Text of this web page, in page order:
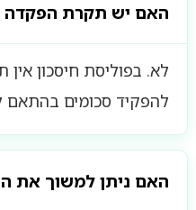
האם יש תקרת הפקדה
לא. בפוליסת חיסכון
להפקיד סכומים בהתאם
האם ניתן למשוך את